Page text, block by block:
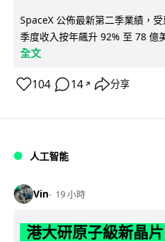
SpaceX 公佈最新第二季業績，
季度收入按年飆升 92% 至 78 億
全文
104 14 ↗ 分享
人工智能
Vin 19 小時
港大研原子級新晶